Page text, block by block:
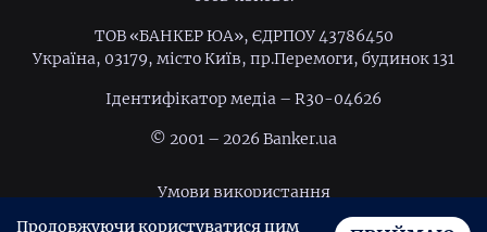
ТОВ «БАНКЕР ЮА», ЄДРПОУ 43786450
Україна, 03179, місто Київ, пр.Перемоги, будинок 131
Ідентифiкатор медiа – R30-04626
© 2001 – 2026 Banker.ua
Умови використання
Політика конфіденційності
Продовжуючи користуватися цим